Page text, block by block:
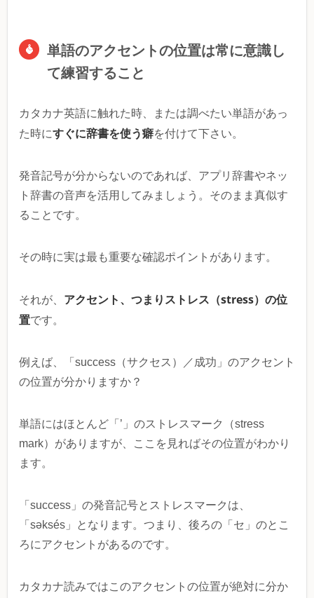
単語のアクセントの位置は常に意識し
て練習すること
カタカナ英語に触れた時、または調べたい単語があっ
た時にすぐに辞書を使う癖を付けて下さい。
発音記号が分からないのであれば、アプリ辞書やネッ
ト辞書の音声を活用してみましょう。そのまま真似す
ることです。
その時に実は最も重要な確認ポイントがあります。
それが、 アクセント、つまりストレス（stress）の位
置です。
例えば、「success（サクセス）／成功」のアクセント
の位置が分かりますか？
単語にはほとんど「’」のストレスマーク（stress
mark）がありますが、ここを見ればその位置がわかり
ます。
「success」の発音記号とストレスマークは、
「səksés」となります。つまり、後ろの「セ」のとこ
ろにアクセントがあるのです。
カタカナ読みではこのアクセントの位置が絶対に分か